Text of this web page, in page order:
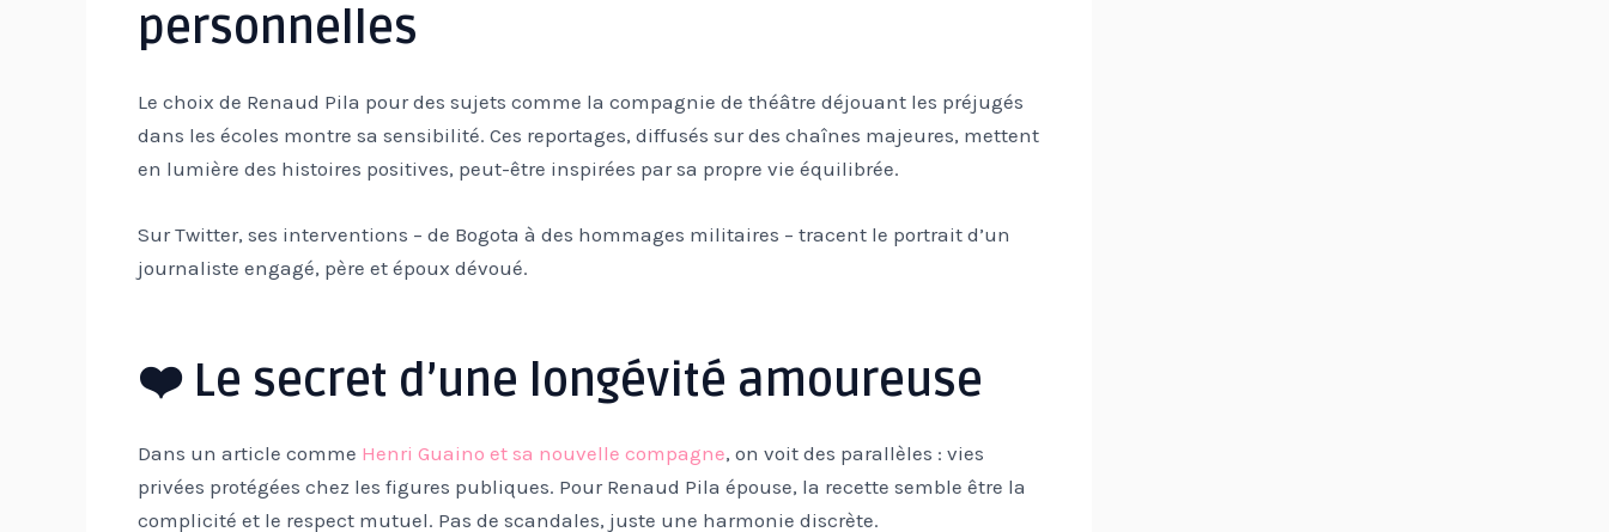
personnelles
Le choix de Renaud Pila pour des sujets comme la compagnie de théâtre déjouant les préjugés
dans les écoles montre sa sensibilité. Ces reportages, diffusés sur des chaînes majeures, mettent
en lumière des histoires positives, peut-être inspirées par sa propre vie équilibrée.
Sur Twitter, ses interventions – de Bogota à des hommages militaires – tracent le portrait d’un
journaliste engagé, père et époux dévoué.
❤️ Le secret d’une longévité amoureuse
Dans un article comme Henri Guaino et sa nouvelle compagne, on voit des parallèles : vies
privées protégées chez les figures publiques. Pour Renaud Pila épouse, la recette semble être la
complicité et le respect mutuel. Pas de scandales, juste une harmonie discrète.